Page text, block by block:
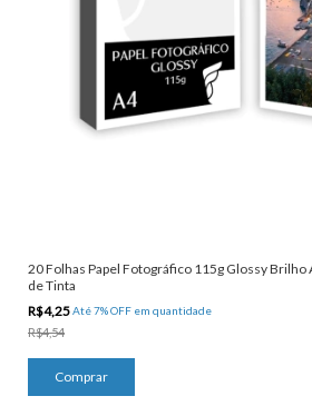
20 Folhas Papel Fotográfico 115g Glossy Brilho
de Tinta
R$4,25Até 7% OFF em quantidade
R$4,54